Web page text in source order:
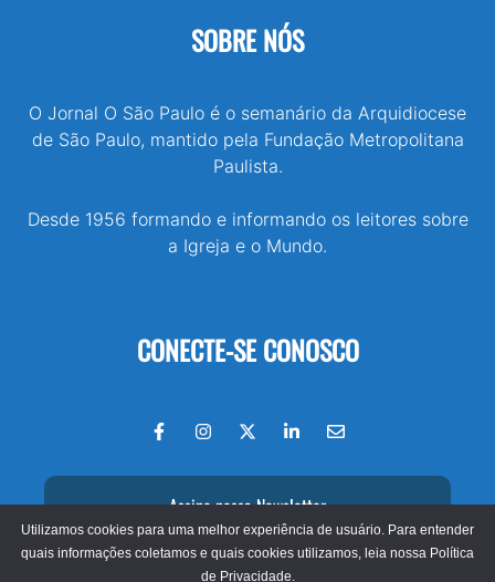
SOBRE NÓS
O Jornal O São Paulo é o semanário da Arquidiocese
de São Paulo, mantido pela Fundação Metropolitana
Paulista.
Desde 1956 formando e informando os leitores sobre
a Igreja e o Mundo.
CONECTE-SE CONOSCO
Assine nossa Newsletter
Utilizamos cookies para uma melhor experiência de usuário. Para entender
quais informações coletamos e quais cookies utilizamos, leia nossa Política
de Privacidade.